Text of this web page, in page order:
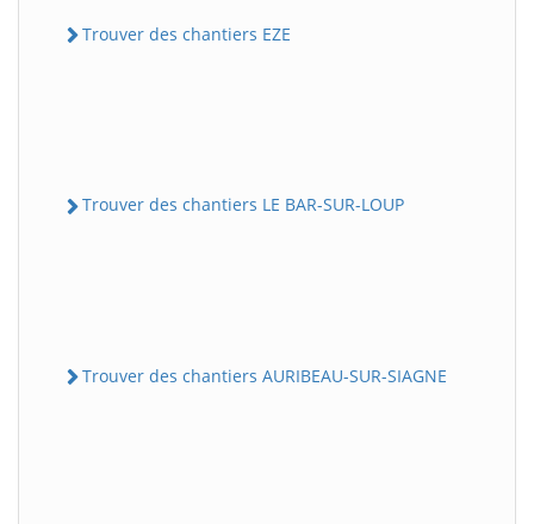
Trouver des chantiers EZE
Trouver des chantiers LE BAR-SUR-LOUP
Trouver des chantiers AURIBEAU-SUR-SIAGNE